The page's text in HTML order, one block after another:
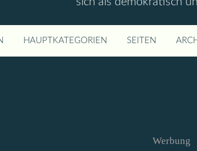
HAUPTKATEGORIEN SEITEN
Werbung